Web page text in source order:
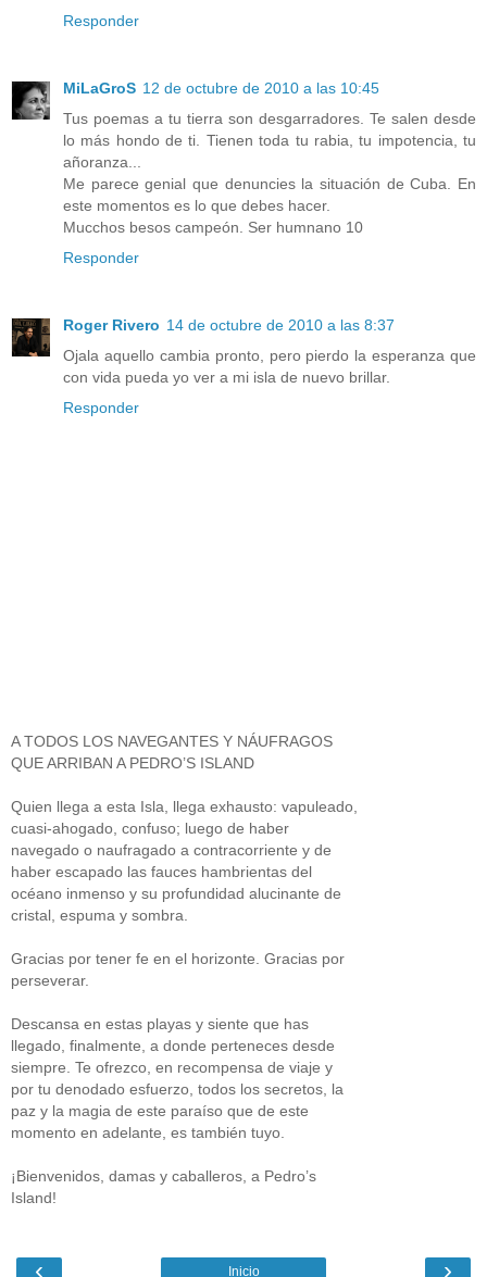
Responder
MiLaGroS 12 de octubre de 2010 a las 10:45
Tus poemas a tu tierra son desgarradores. Te salen desde
lo más hondo de ti. Tienen toda tu rabia, tu impotencia, tu
añoranza...
Me parece genial que denuncies la situación de Cuba. En
este momentos es lo que debes hacer.
Mucchos besos campeón. Ser humnano 10
Responder
Roger Rivero 14 de octubre de 2010 a las 8:37
Ojala aquello cambia pronto, pero pierdo la esperanza que
con vida pueda yo ver a mi isla de nuevo brillar.
Responder
A TODOS LOS NAVEGANTES Y NÁUFRAGOS
QUE ARRIBAN A PEDRO’S ISLAND
Quien llega a esta Isla, llega exhausto: vapuleado,
cuasi-ahogado, confuso; luego de haber
navegado o naufragado a contracorriente y de
haber escapado las fauces hambrientas del
océano inmenso y su profundidad alucinante de
cristal, espuma y sombra.
Gracias por tener fe en el horizonte. Gracias por
perseverar.
Descansa en estas playas y siente que has
llegado, finalmente, a donde perteneces desde
siempre. Te ofrezco, en recompensa de viaje y
por tu denodado esfuerzo, todos los secretos, la
paz y la magia de este paraíso que de este
momento en adelante, es también tuyo.
¡Bienvenidos, damas y caballeros, a Pedro’s
Island!
‹ ›
Inicio